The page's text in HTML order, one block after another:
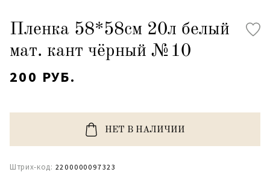
Пленка 58*58см 20л белый
мат. кант чёрный №10
200 РУБ.
НЕТ В НАЛИЧИИ
Штрих-код: 2200000097323